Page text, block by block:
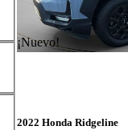
¡Nuevo!
2022 Honda Ridgeline